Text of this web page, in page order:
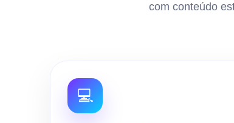
com conteúdo
💻